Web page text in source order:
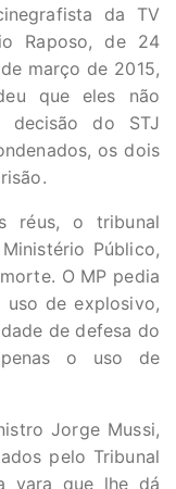
da TV
Raposo, de 24
março de 2015,
que eles não
do STJ
os dois
réus, o tribunal
Público,
O MP pedia
uso de explosivo,
de defesa do
o uso de
Jorge Mussi,
pelo Tribunal
vara que lhe dá